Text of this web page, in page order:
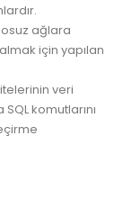
ağlara
için yapılan
veri
komutlarını